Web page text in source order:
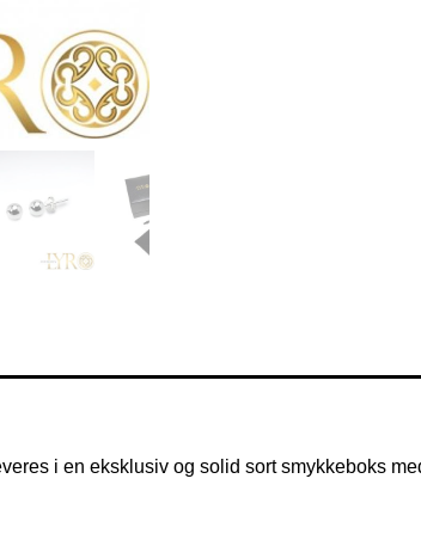
i en eksklusiv og solid sort smykkeboks